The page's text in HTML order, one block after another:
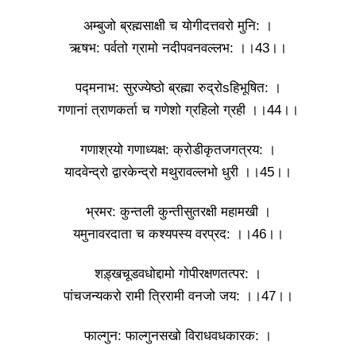
अम्बुजो ब्रह्मसाक्षी च योगीदत्तवरो मुनि: ।
ऋषभ: पर्वतो ग्रामो नदीपवनवल्लभ: ।।43।।
पद्मनाभ: सुरज्येष्ठो ब्रह्मा रुद्रोsहिभूषित: ।
गणानां त्राणकर्ता च गणेशो ग्रहिलो ग्रही ।।44।।
गणाश्रयो गणाध्यक्ष: क्रोडीकृतजगत्रय: ।
यादवेन्द्रो द्वारकेन्द्रो मथुरावल्लभो धुरी ।।45।।
भ्रमर: कुन्तली कुन्तीसुतरक्षी महामखी ।
यमुनावरदाता च कश्यपस्य वरप्रद: ।।46।।
शड़्खचूडवधोद्दामो गोपीरक्षणतत्पर: ।
पांचजन्यकरो रामी त्रिरामी वनजो जय: ।।47।।
फाल्गुन: फाल्गुनसखो विराधवधकारक: ।